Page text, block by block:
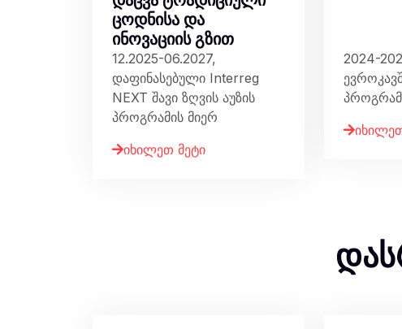
ცოდნისა და
ინოვაციის გზით
12.2025-06.2027,
დაფინასებული Interreg
NEXT შავი ზღვის აუზის
პროგრამის მიერ
იხილეთ მეტი
2024-